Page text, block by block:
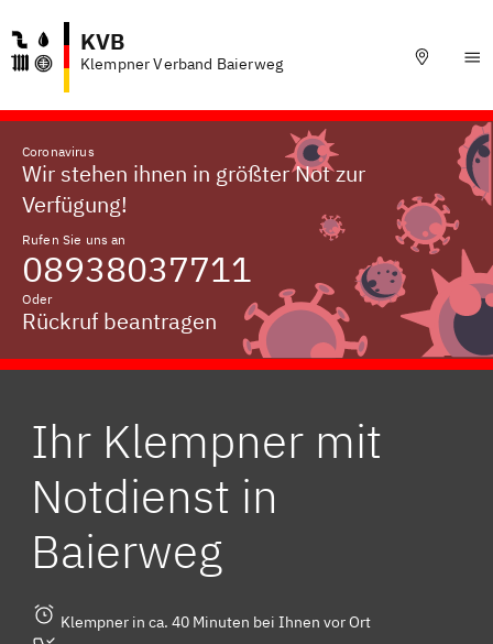
KVB
Klempner Verband Baierweg
Coronavirus
Wir stehen ihnen in größter Not zur
Verfügung!
Rufen Sie uns an
08938037711
Oder
Rückruf beantragen
Ihr Klempner mit
Notdienst in
Baierweg
Klempner in ca. 40 Minuten bei Ihnen vor Ort